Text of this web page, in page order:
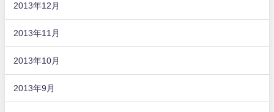
2013年12月
2013年11月
2013年10月
2013年9月